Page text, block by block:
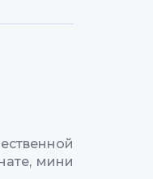
мини